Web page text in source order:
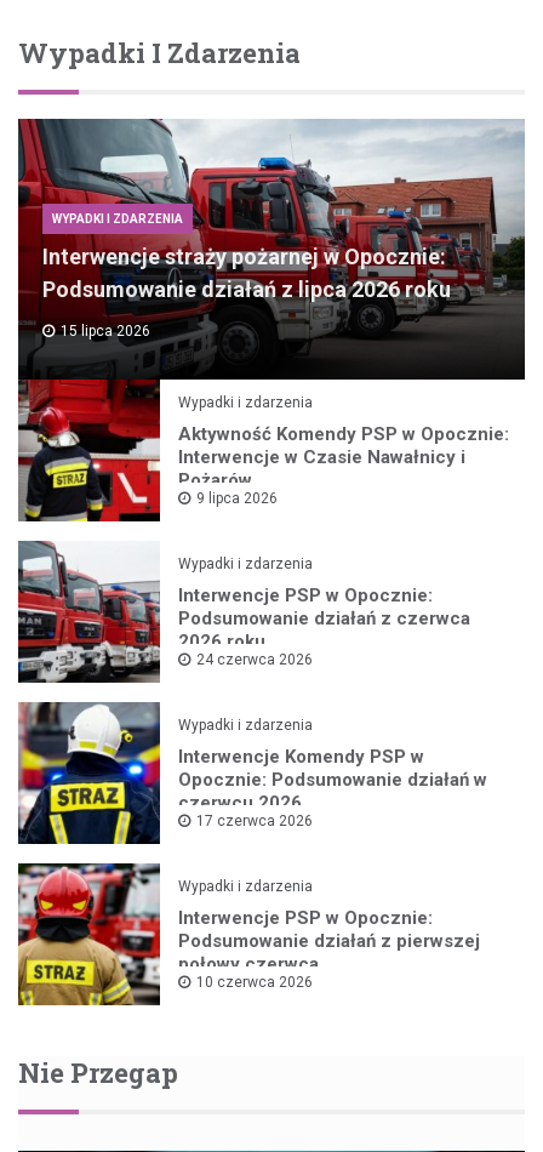
Wypadki I Zdarzenia
WYPADKI I ZDARZENIA
Interwencje straży pożarnej w Opocznie:
Podsumowanie działań z lipca 2026 roku
15 lipca 2026
Wypadki i zdarzenia
Aktywność Komendy PSP w Opocznie:
Interwencje w Czasie Nawałnicy i
Pożarów
9 lipca 2026
Wypadki i zdarzenia
Interwencje PSP w Opocznie:
Podsumowanie działań z czerwca
2026 roku
24 czerwca 2026
Wypadki i zdarzenia
Interwencje Komendy PSP w
Opocznie: Podsumowanie działań w
czerwcu 2026
17 czerwca 2026
Wypadki i zdarzenia
Interwencje PSP w Opocznie:
Podsumowanie działań z pierwszej
połowy czerwca
10 czerwca 2026
Nie Przegap